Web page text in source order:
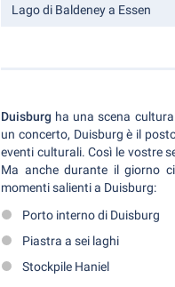
Lago di Baldeney a Essen
Duisburg ha una scena
un concerto, Duisburg è il
eventi culturali. Così le vostre
Ma anche durante il giorno
momenti salienti a Duisburg:
Porto interno di Duisburg
Piastra a sei laghi
Stockpile Haniel